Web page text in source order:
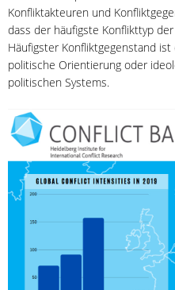
Konfliktakteuren und
dass der häufigste Konflikttyp
Häufigster Konfliktgegenstand
politische Orientierung oder
politischen Systems.